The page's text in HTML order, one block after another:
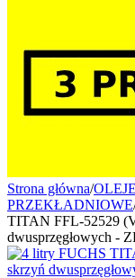
Strona główna/
PRZEKŁADNIOWE
TITAN FFL-52529
dwusprzęgłowych -